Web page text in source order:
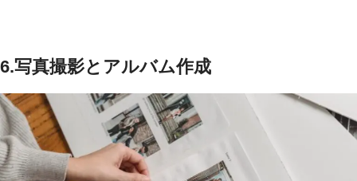
6.写真撮影とアルバム作成